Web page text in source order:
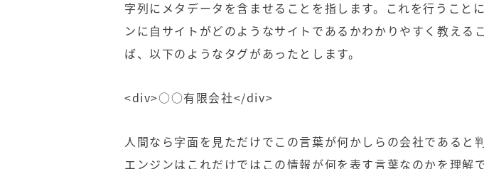
字列にメタデータを含ませることを指します。これを行うこと
ンに自サイトがどのようなサイトであるかわかりやすく教える
ば、以下のようなタグがあったとします。
<div>○○有限会社</div>
人間なら字面を見ただけでこの言葉が何かしらの会社であると
エンジンはこれだけではこの情報が何を表す言葉なのかを理解